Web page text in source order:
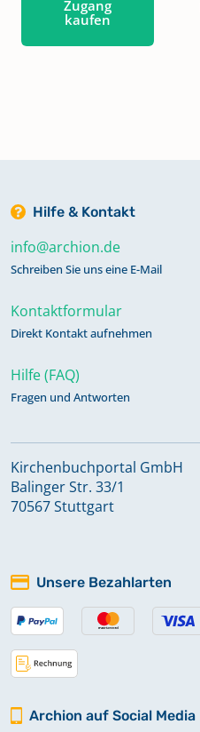
Zugang
kaufen
Hilfe & Kontakt
info@archion.de
Schreiben Sie uns eine E-Mail
Kontaktformular
Direkt Kontakt aufnehmen
Hilfe (FAQ)
Fragen und Antworten
Kirchenbuchportal GmbH
Balinger Str. 33/1
70567 Stuttgart
Unsere Bezahlarten
Archion auf Social Media